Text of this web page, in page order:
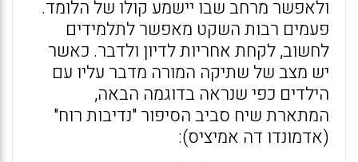
ולאפשר מרחב שבו יישמע קולו של הלומד.
פעמים רבות השקט מאפשר לתלמידים
לחשוב, לקחת אחריות לדיון ולדבר. כאשר
יש מצב של שתיקה המורה מדבר עליו עם
הילדים כפי שנראה בדוגמה הבאה,
המתארת שיח סביב הסיפור "נדיבות רוח"
(אדמונדו דה אמיציס):